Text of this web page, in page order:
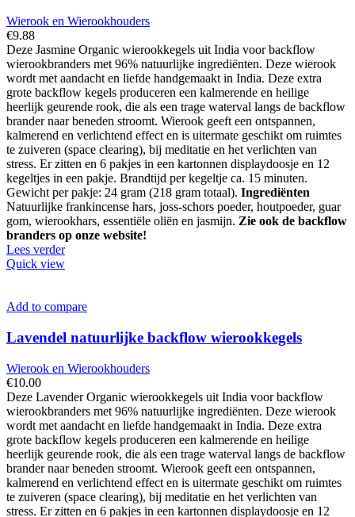
Wierook en Wierookhouders
€9.88
Deze Jasmine Organic wierookkegels uit India voor backflow
wierookbranders met 96% natuurlijke ingrediënten. Deze wierook
wordt met aandacht en liefde handgemaakt in India. Deze extra
grote backflow kegels produceren een kalmerende en heilige
heerlijk geurende rook, die als een trage waterval langs de backflow
brander naar beneden stroomt. Wierook geeft een ontspannen,
kalmerend en verlichtend effect en is uitermate geschikt om ruimtes
te zuiveren (space clearing), bij meditatie en het verlichten van
stress. Er zitten en 6 pakjes in een kartonnen displaydoosje en 12
kegeltjes in een pakje. Brandtijd per kegeltje ca. 15 minuten.
Gewicht per pakje: 24 gram (218 gram totaal). Ingrediënten
Natuurlijke frankincense hars, joss-schors poeder, houtpoeder, guar
gom, wierookhars, essentiële oliën en jasmijn. Zie ook de backflow
branders op onze website!
Lees verder
Quick view
Add to compare
Lavendel natuurlijke backflow wierookkegels
Wierook en Wierookhouders
€10.00
Deze Lavender Organic wierookkegels uit India voor backflow
wierookbranders met 96% natuurlijke ingrediënten. Deze wierook
wordt met aandacht en liefde handgemaakt in India. Deze extra
grote backflow kegels produceren een kalmerende en heilige
heerlijk geurende rook, die als een trage waterval langs de backflow
brander naar beneden stroomt. Wierook geeft een ontspannen,
kalmerend en verlichtend effect en is uitermate geschikt om ruimtes
te zuiveren (space clearing), bij meditatie en het verlichten van
stress. Er zitten en 6 pakjes in een kartonnen displaydoosje en 12